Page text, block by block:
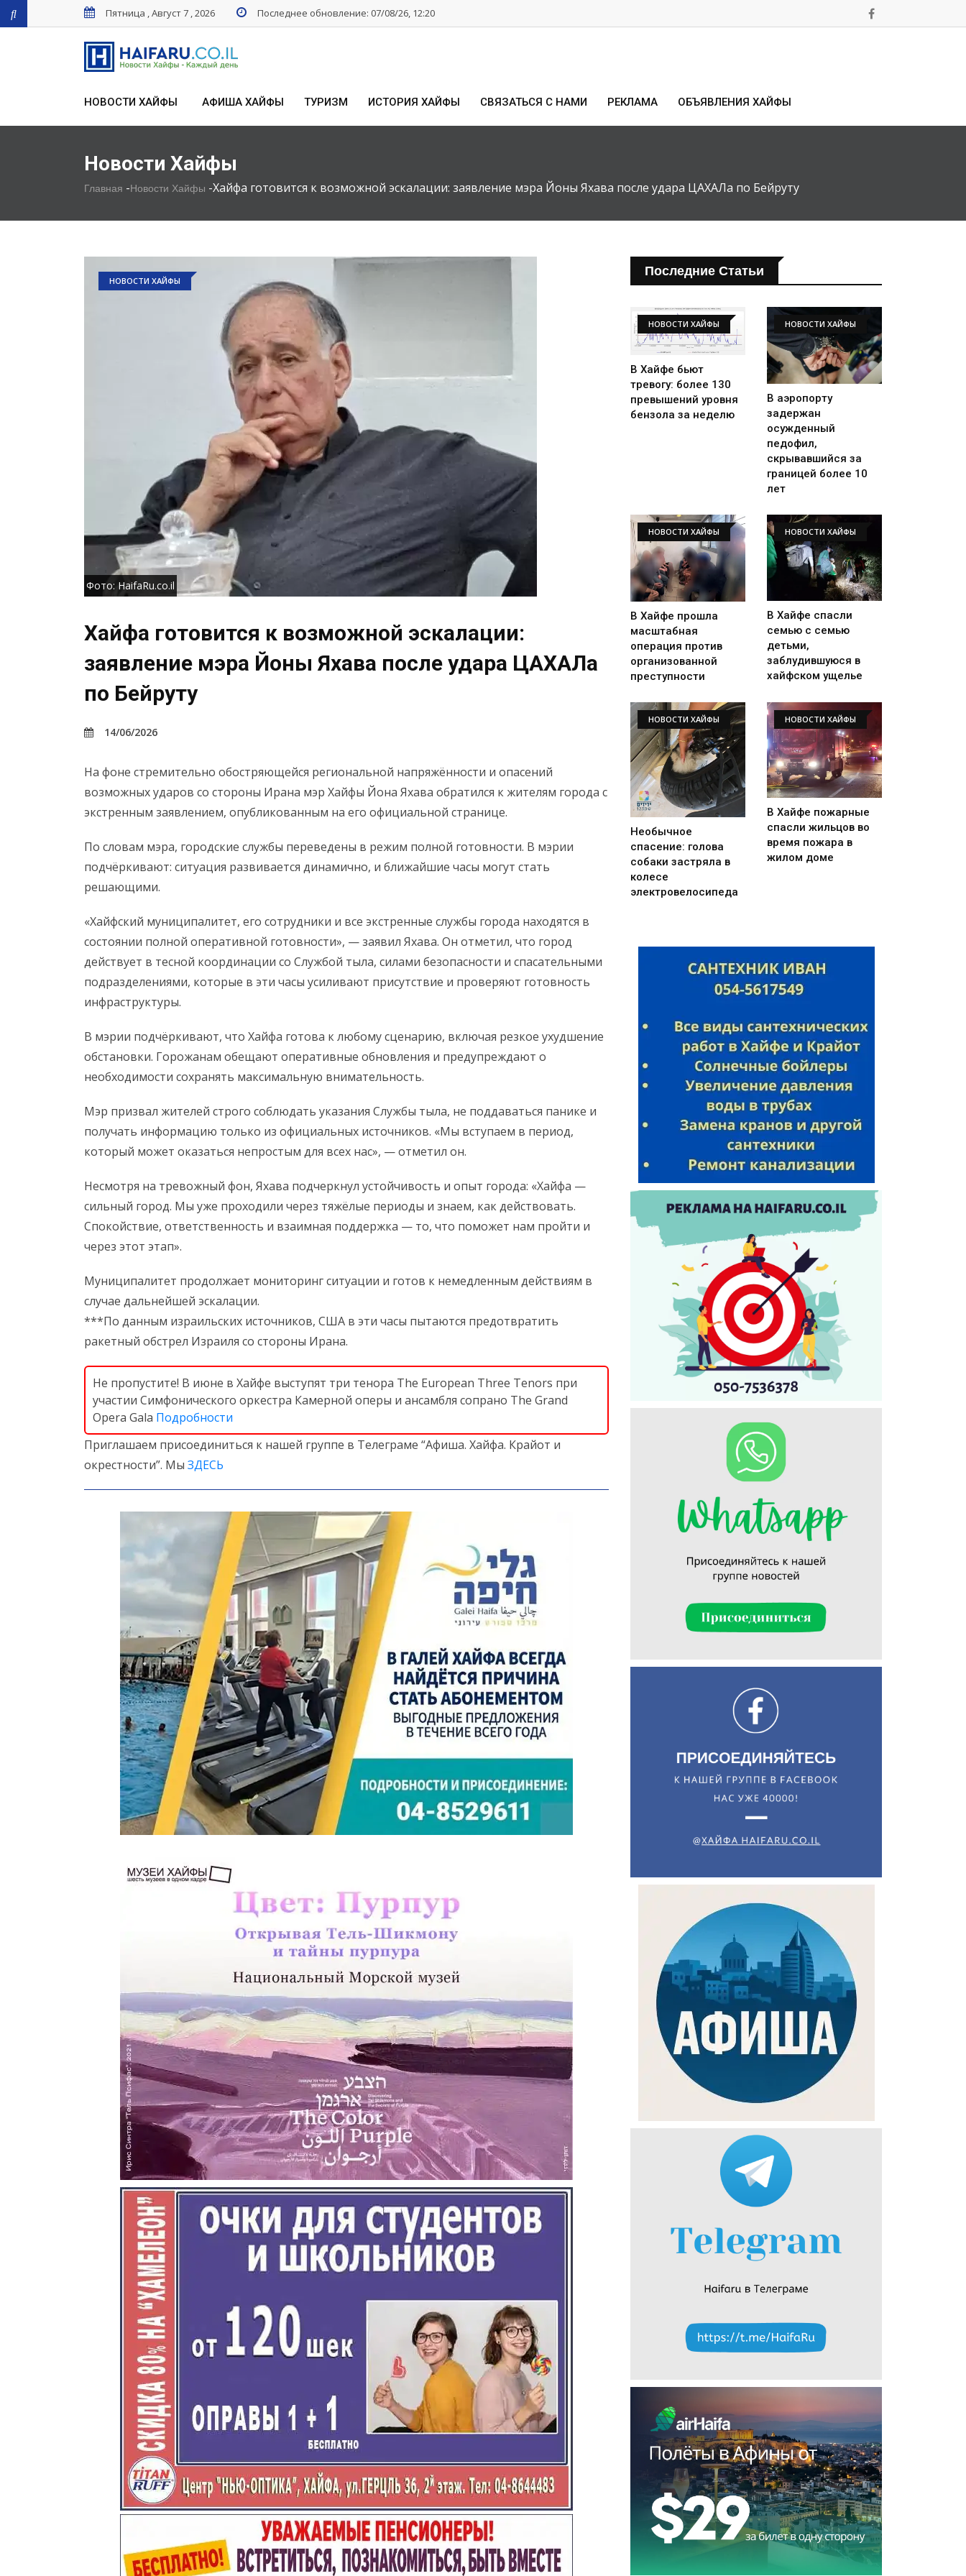
Пятница , Август 7 , 2026 Последнее обновление: 07/08/26, 12:20
НОВОСТИ ХАЙФЫ АФИША ХАЙФЫ ТУРИЗМ ИСТОРИЯ ХАЙФЫ СВЯЗАТЬСЯ С НАМИ РЕКЛАМА ОБЪЯВЛЕНИЯ ХАЙФЫ
Искать
Новости Хайфы
Главная -Новости Хайфы -Хайфа готовится к возможной эскалации: заявление мэра Йоны Яхава после удара ЦАХАЛа по Бейруту
НОВОСТИ ХАЙФЫ
Фото: HaifaRu.co.il
Хайфа готовится к возможной эскалации:
заявление мэра Йоны Яхава после удара ЦАХАЛа
по Бейруту
14/06/2026
На фоне стремительно обостряющейся региональной напряжённости и опасений
возможных ударов со стороны Ирана мэр Хайфы Йона Яхава обратился к жителям города с
экстренным заявлением, опубликованным на его официальной странице.
По словам мэра, городские службы переведены в режим полной готовности. В мэрии
подчёркивают: ситуация развивается динамично, и ближайшие часы могут стать
решающими.
«Хайфский муниципалитет, его сотрудники и все экстренные службы города находятся в
состоянии полной оперативной готовности», — заявил Яхава. Он отметил, что город
действует в тесной координации со Службой тыла, силами безопасности и спасательными
подразделениями, которые в эти часы усиливают присутствие и проверяют готовность
инфраструктуры.
В мэрии подчёркивают, что Хайфа готова к любому сценарию, включая резкое ухудшение
обстановки. Горожанам обещают оперативные обновления и предупреждают о
необходимости сохранять максимальную внимательность.
Мэр призвал жителей строго соблюдать указания Службы тыла, не поддаваться панике и
получать информацию только из официальных источников. «Мы вступаем в период,
который может оказаться непростым для всех нас», — отметил он.
Несмотря на тревожный фон, Яхава подчеркнул устойчивость и опыт города: «Хайфа —
сильный город. Мы уже проходили через тяжёлые периоды и знаем, как действовать.
Спокойствие, ответственность и взаимная поддержка — то, что поможет нам пройти и
через этот этап».
Муниципалитет продолжает мониторинг ситуации и готов к немедленным действиям в
случае дальнейшей эскалации.
***По данным израильских источников, США в эти часы пытаются предотвратить
ракетный обстрел Израиля со стороны Ирана.
Не пропустите! В июне в Хайфе выступят три тенора The European Three Tenors при
участии Симфонического оркестра Камерной оперы и ансамбля сопрано The Grand
Opera Gala Подробности
Приглашаем присоединиться к нашей группе в Телеграме “Афиша. Хайфа. Крайот и
окрестности”. Мы ЗДЕСЬ
Последние Статьи
НОВОСТИ ХАЙФЫ
В Хайфе бьют
тревогу: более 130
превышений уровня
бензола за неделю
НОВОСТИ ХАЙФЫ
В аэропорту
задержан
осужденный
педофил,
скрывавшийся за
границей более 10
лет
НОВОСТИ ХАЙФЫ
В Хайфе прошла
масштабная
операция против
организованной
преступности
НОВОСТИ ХАЙФЫ
В Хайфе спасли
семью с семью
детьми,
заблудившуюся в
хайфском ущелье
НОВОСТИ ХАЙФЫ
Необычное
спасение: голова
собаки застряла в
колесе
электровелосипеда
НОВОСТИ ХАЙФЫ
В Хайфе пожарные
спасли жильцов во
время пожара в
жилом доме